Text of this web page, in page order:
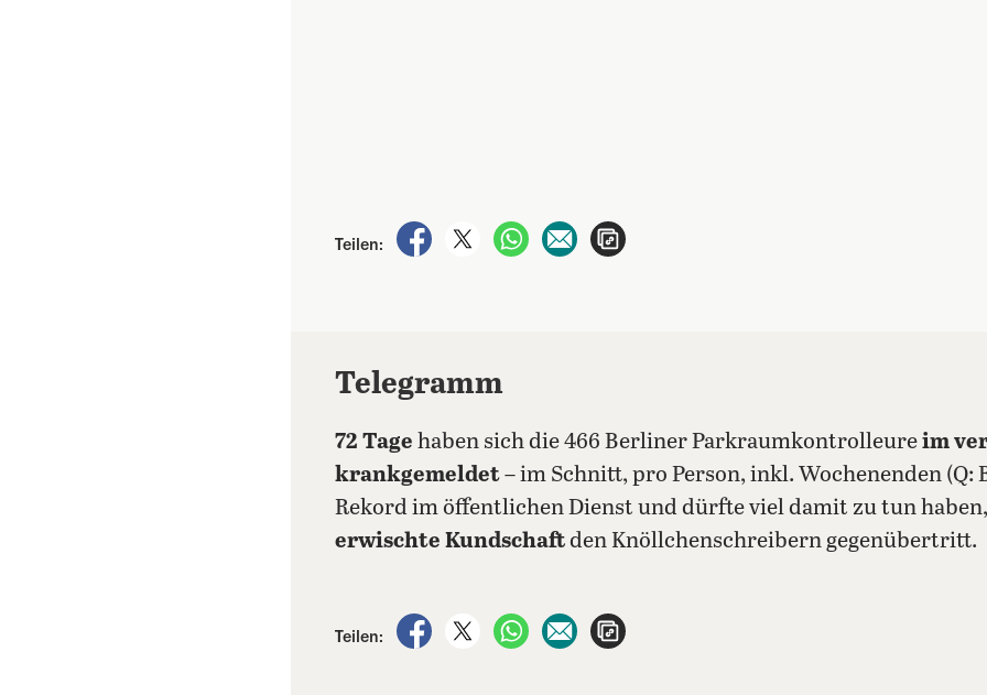
Teilen:
auf Facebook teilen
auf X teilenper WhatsApp teilen
per E-Mail teilen
Telegramm
72 Tage haben sich die 466 Berliner Parkraumkontrolleureim
krankgemeldet– im Schnitt, pro Person, inkl. Wochenenden (Q:
Rekord im öffentlichen Dienst und dürfte viel damit zu tun
erwischte Kundschaftden Knöllchenschreibern gegenübertritt.
Teilen:
auf Facebook teilen
auf X teilenper WhatsApp teilen
per E-Mail teilen